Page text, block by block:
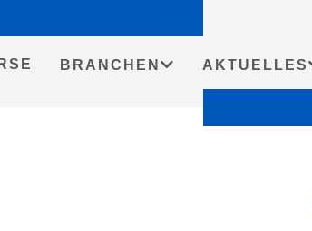
BRANCHEN AKTUELLES